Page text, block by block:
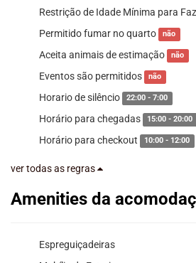
Restrição de Idade Mínima para
Permitido fumar no quarto não
Aceita animais de estimação não
Eventos são permitidos não
Horario de silêncio 22:00 - 7:00
Horário para chegadas 15:00 - 20:00
Horário para checkout 10:00 - 12:00
ver todas as regras
Amenities da
Espreguiçadeiras